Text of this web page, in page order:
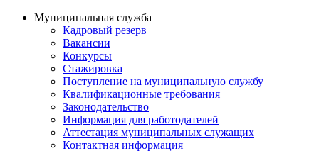
Муниципальная служба
Кадровый резерв
Вакансии
Конкурсы
Стажировка
Поступление на муниципальную службу
Квалификационные требования
Законодательство
Информация для работодателей
Аттестация муниципальных служащих
Контактная информация